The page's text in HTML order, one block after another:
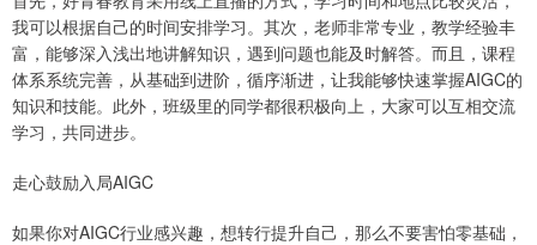
我可以根据自己的时间安排学习。其次，老师非常专业，教学经验丰
富，能够深入浅出地讲解知识，遇到问题也能及时解答。而且，课程
体系系统完善，从基础到进阶，循序渐进，让我能够快速掌握AIGC的
知识和技能。此外，班级里的同学都很积极向上，大家可以互相交流
学习，共同进步。
走心鼓励入局AIGC
如果你对AIGC行业感兴趣，想转行提升自己，那么不要害怕零基础，